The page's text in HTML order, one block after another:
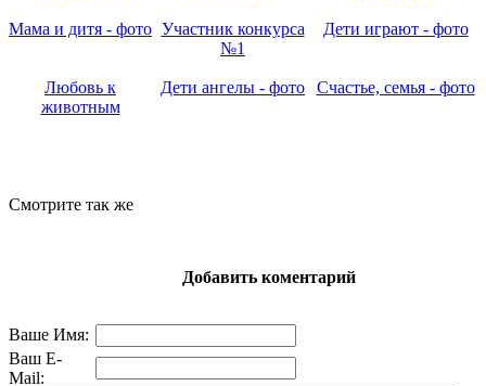
Мама и дитя - фото Участник конкурса
№1
Дети играют - фото
Любовь к
животным
Дети ангелы - фото Счастье, семья - фото
Смотрите так же
Добавить коментарий
Ваше Имя:
Ваш E-
Mail: